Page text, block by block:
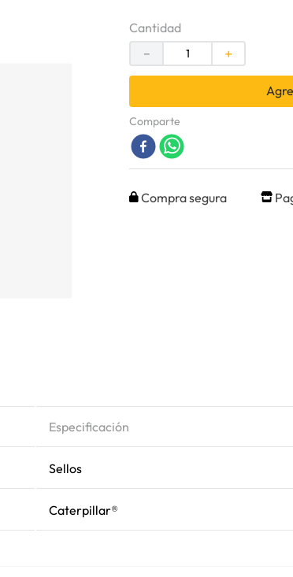
Cantidad
＋
－
Comparte
Compra segura
Especificación
Sellos
Caterpillar®